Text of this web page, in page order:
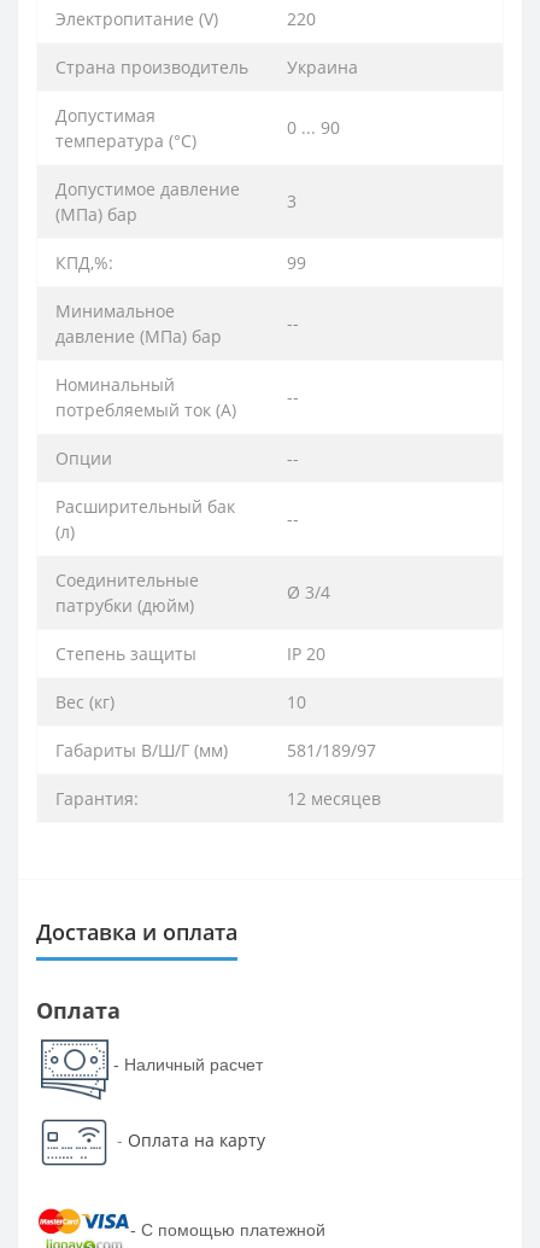
Электропитание (V) 220
Страна производитель Украина
Допустимая
температура (°C)
0 ... 90
Допустимое давление
(МПа) бар
3
КПД,%: 99
Минимальное
давление (МПа) бар
--
Номинальный
потребляемый ток (A)
--
Опции --
Расширительный бак
(л)
--
Соединительные
патрубки (дюйм)
Ø 3/4
Степень защиты IP 20
Вес (кг) 10
Габариты В/Ш/Г (мм) 581/189/97
Гарантия: 12 месяцев
Доставка и оплата
Оплата
- Наличный расчет
- Оплата на карту
- С помощью платежной